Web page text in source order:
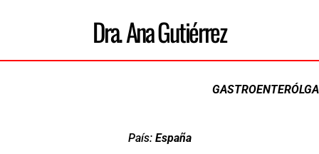
Dra. Ana Gutiérrez
GASTROENTERÓLGA
País: España